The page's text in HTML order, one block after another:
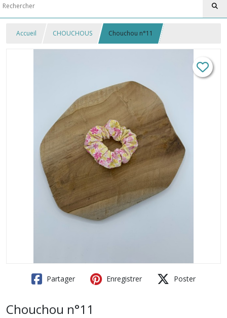
Accueil CHOUCHOUS Chouchou n°11
Partager Enregistrer Poster
Chouchou n°11